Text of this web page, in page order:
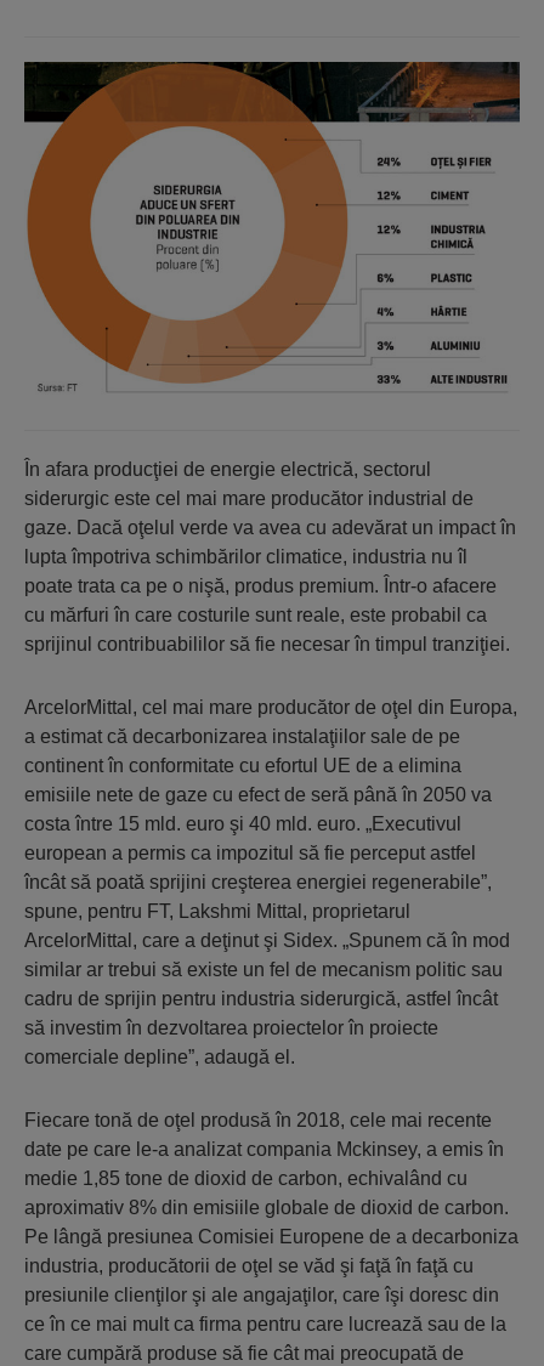
În afara producţiei de energie electrică, sectorul
siderurgic este cel mai mare producător industrial de
gaze. Dacă oţelul verde va avea cu adevărat un impact în
lupta împotriva schimbărilor climatice, industria nu îl
poate trata ca pe o nişă, produs premium. Într-o afacere
cu mărfuri în care costurile sunt reale, este probabil ca
sprijinul contribuabililor să fie necesar în timpul tranziţiei.
ArcelorMittal, cel mai mare producător de oţel din Europa,
a estimat că decarbonizarea instalaţiilor sale de pe
continent în conformitate cu efortul UE de a elimina
emisiile nete de gaze cu efect de seră până în 2050 va
costa între 15 mld. euro şi 40 mld. euro. „Executivul
european a permis ca impozitul să fie perceput astfel
încât să poată sprijini creşterea energiei regenerabile”,
spune, pentru FT, Lakshmi Mittal, proprietarul
ArcelorMittal, care a deţinut şi Sidex. „Spunem că în mod
similar ar trebui să existe un fel de mecanism politic sau
cadru de sprijin pentru industria siderurgică, astfel încât
să investim în dezvoltarea proiectelor în proiecte
comerciale depline”, adaugă el.
Fiecare tonă de oţel produsă în 2018, cele mai recente
date pe care le-a analizat compania Mckinsey, a emis în
medie 1,85 tone de dioxid de carbon, echivalând cu
aproximativ 8% din emisiile globale de dioxid de carbon.
Pe lângă presiunea Comisiei Europene de a decarboniza
industria, producătorii de oţel se văd şi faţă în faţă cu
presiunile clienţilor şi ale angajaţilor, care îşi doresc din
ce în ce mai mult ca firma pentru care lucrează sau de la
care cumpără produse să fie cât mai preocupată de